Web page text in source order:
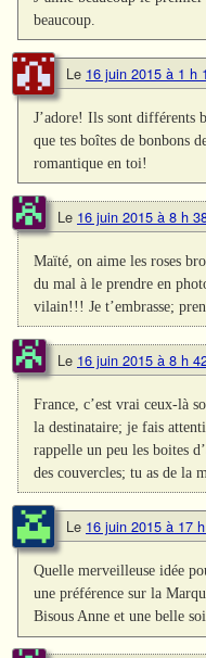
beaucoup.
Le 16 juin 2015 à 1 h
J’adore! Ils sont différents
que tes boîtes de bonbons
romantique en toi!
Le 16 juin 2015 à 8 h
Maïté, on aime les roses
du mal à le prendre en
vilain!!! Je t’embrasse;
Le 16 juin 2015 à 8 h
France, c’est vrai ceux-là
la destinataire; je fais
rappelle un peu les boites
des couvercles; tu as de la
Le 16 juin 2015 à 17
Quelle merveilleuse idée
une préférence sur la
Bisous Anne et une belle